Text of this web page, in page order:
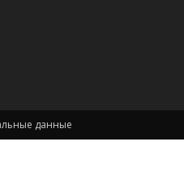
данные